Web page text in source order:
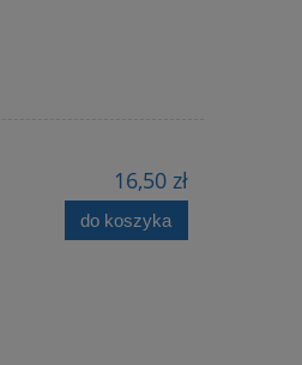
16,50 zł
do koszyka